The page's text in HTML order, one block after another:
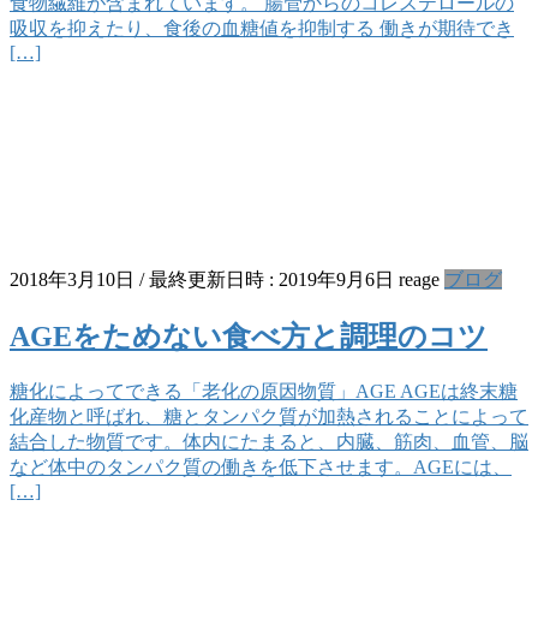
吸収を抑えたり、食後の血糖値を抑制する 働きが期待でき
[…]
2018年3月10日 / 最終更新日時 : 2019年9月6日 reage ブログ
AGEをためない食べ方と調理のコツ
糖化によってできる「老化の原因物質」AGE AGEは終末糖
化産物と呼ばれ、糖とタンパク質が加熱されることによって
結合した物質です。体内にたまると、内臓、筋肉、血管、脳
など体中のタンパク質の働きを低下させます。AGEには、
[…]